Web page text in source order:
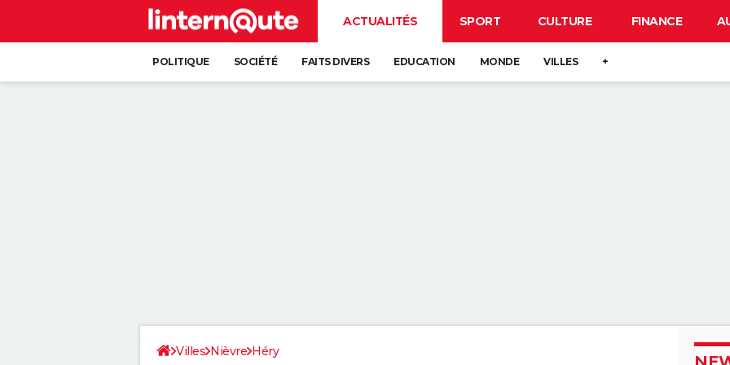
ACTUALITÉS SPORT CULTURE FINANCE
POLITIQUE SOCIÉTÉ FAITS DIVERS EDUCATION MONDE VILLES +
Villes Nièvre Héry